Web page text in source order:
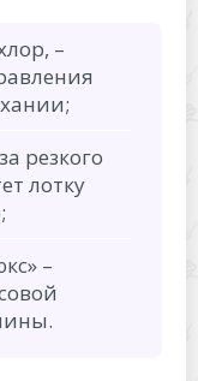
–
резкого
лотку
–